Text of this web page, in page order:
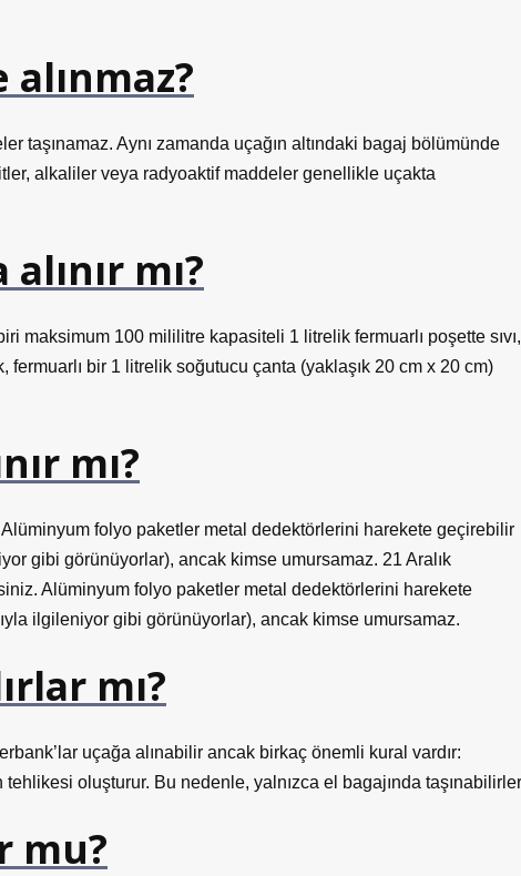
taşınamaz. Aynı zamanda uçağın altındaki bagaj bölümünde
alkaliler veya radyoaktif maddeler genellikle uçakta
mı?
maksimum 100 mililitre kapasiteli 1 litrelik fermuarlı poşette sıvı,
bir 1 litrelik soğutucu çanta (yaklaşık 20 cm x 20 cm)
mı?
folyo paketler metal dedektörlerini harekete geçirebilir
gibi görünüyorlar), ancak kimse umursamaz. 21 Aralık
Alüminyum folyo paketler metal dedektörlerini harekete
ilgileniyor gibi görünüyorlar), ancak kimse umursamaz.
mı?
uçağa alınabilir ancak birkaç önemli kural vardır:
oluşturur. Bu nedenle, yalnızca el bagajında
mu?